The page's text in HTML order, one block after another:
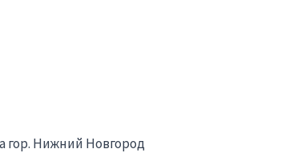
гор. Нижний Новгород